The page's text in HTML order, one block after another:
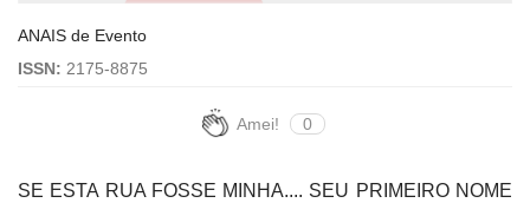
ANAIS de Evento
ISSN: 2175-8875
Amei! 0
SE ESTA RUA FOSSE MINHA.... SEU PRIMEIRO NOME